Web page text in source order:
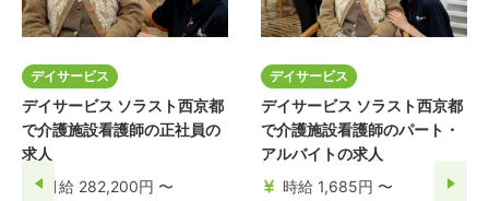
デイサービス
デイサービス ソラスト西京都
で介護施設看護師の正社員の
求人
月給 282,200円 〜
デイサービス
デイサービス ソラスト西京都
で介護施設看護師のパート・
アルバイトの求人
時給 1,685円 〜